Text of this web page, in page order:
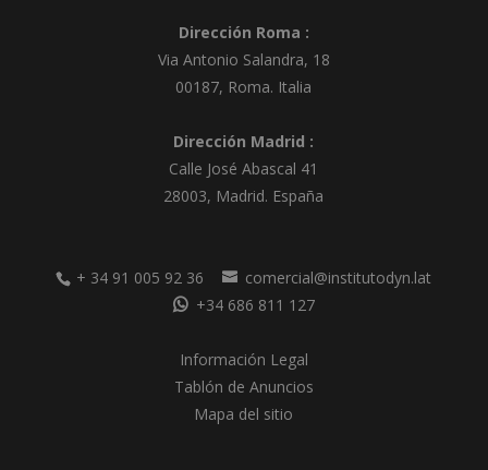
Dirección Roma :
Via Antonio Salandra, 18
00187, Roma. Italia
Dirección Madrid :
Calle José Abascal 41
28003, Madrid. España
+ 34 91 005 92 36
comercial@institutodyn.lat
+34 686 811 127
Información Legal
Tablón de Anuncios
Mapa del sitio